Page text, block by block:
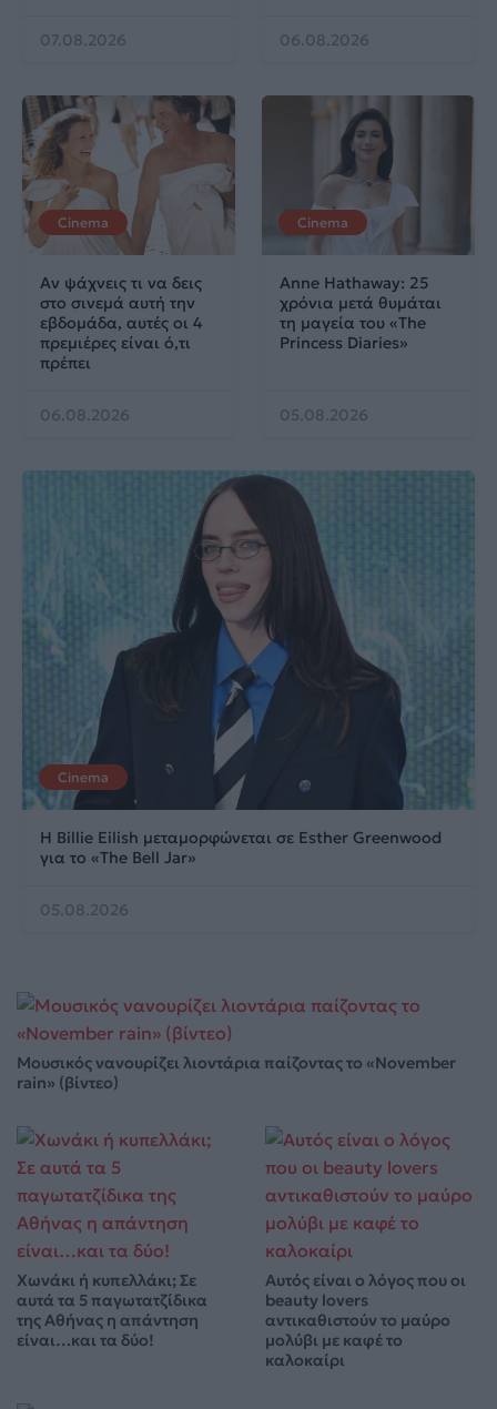
07.08.2026 06.08.2026
Cinema
Αν ψάχνεις τι να δεις
στο σινεμά αυτή την
εβδομάδα, αυτές οι 4
πρεμιέρες είναι ό,τι
πρέπει
06.08.2026
Cinema
Anne Hathaway: 25
χρόνια μετά θυμάται
τη μαγεία του «The
Princess Diaries»
05.08.2026
Cinema
Η Billie Eilish μεταμορφώνεται σε Esther Greenwood
για το «The Bell Jar»
05.08.2026
Μουσικός νανουρίζει λιοντάρια παίζοντας το «November
rain» (βίντεο)
Χωνάκι ή κυπελλάκι; Σε
αυτά τα 5 παγωτατζίδικα
της Αθήνας η απάντηση
είναι…και τα δύο!
Αυτός είναι ο λόγος που οι
beauty lovers
αντικαθιστούν το μαύρο
μολύβι με καφέ το
καλοκαίρι